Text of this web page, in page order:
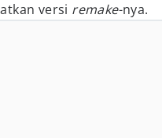
versi remake-nya.